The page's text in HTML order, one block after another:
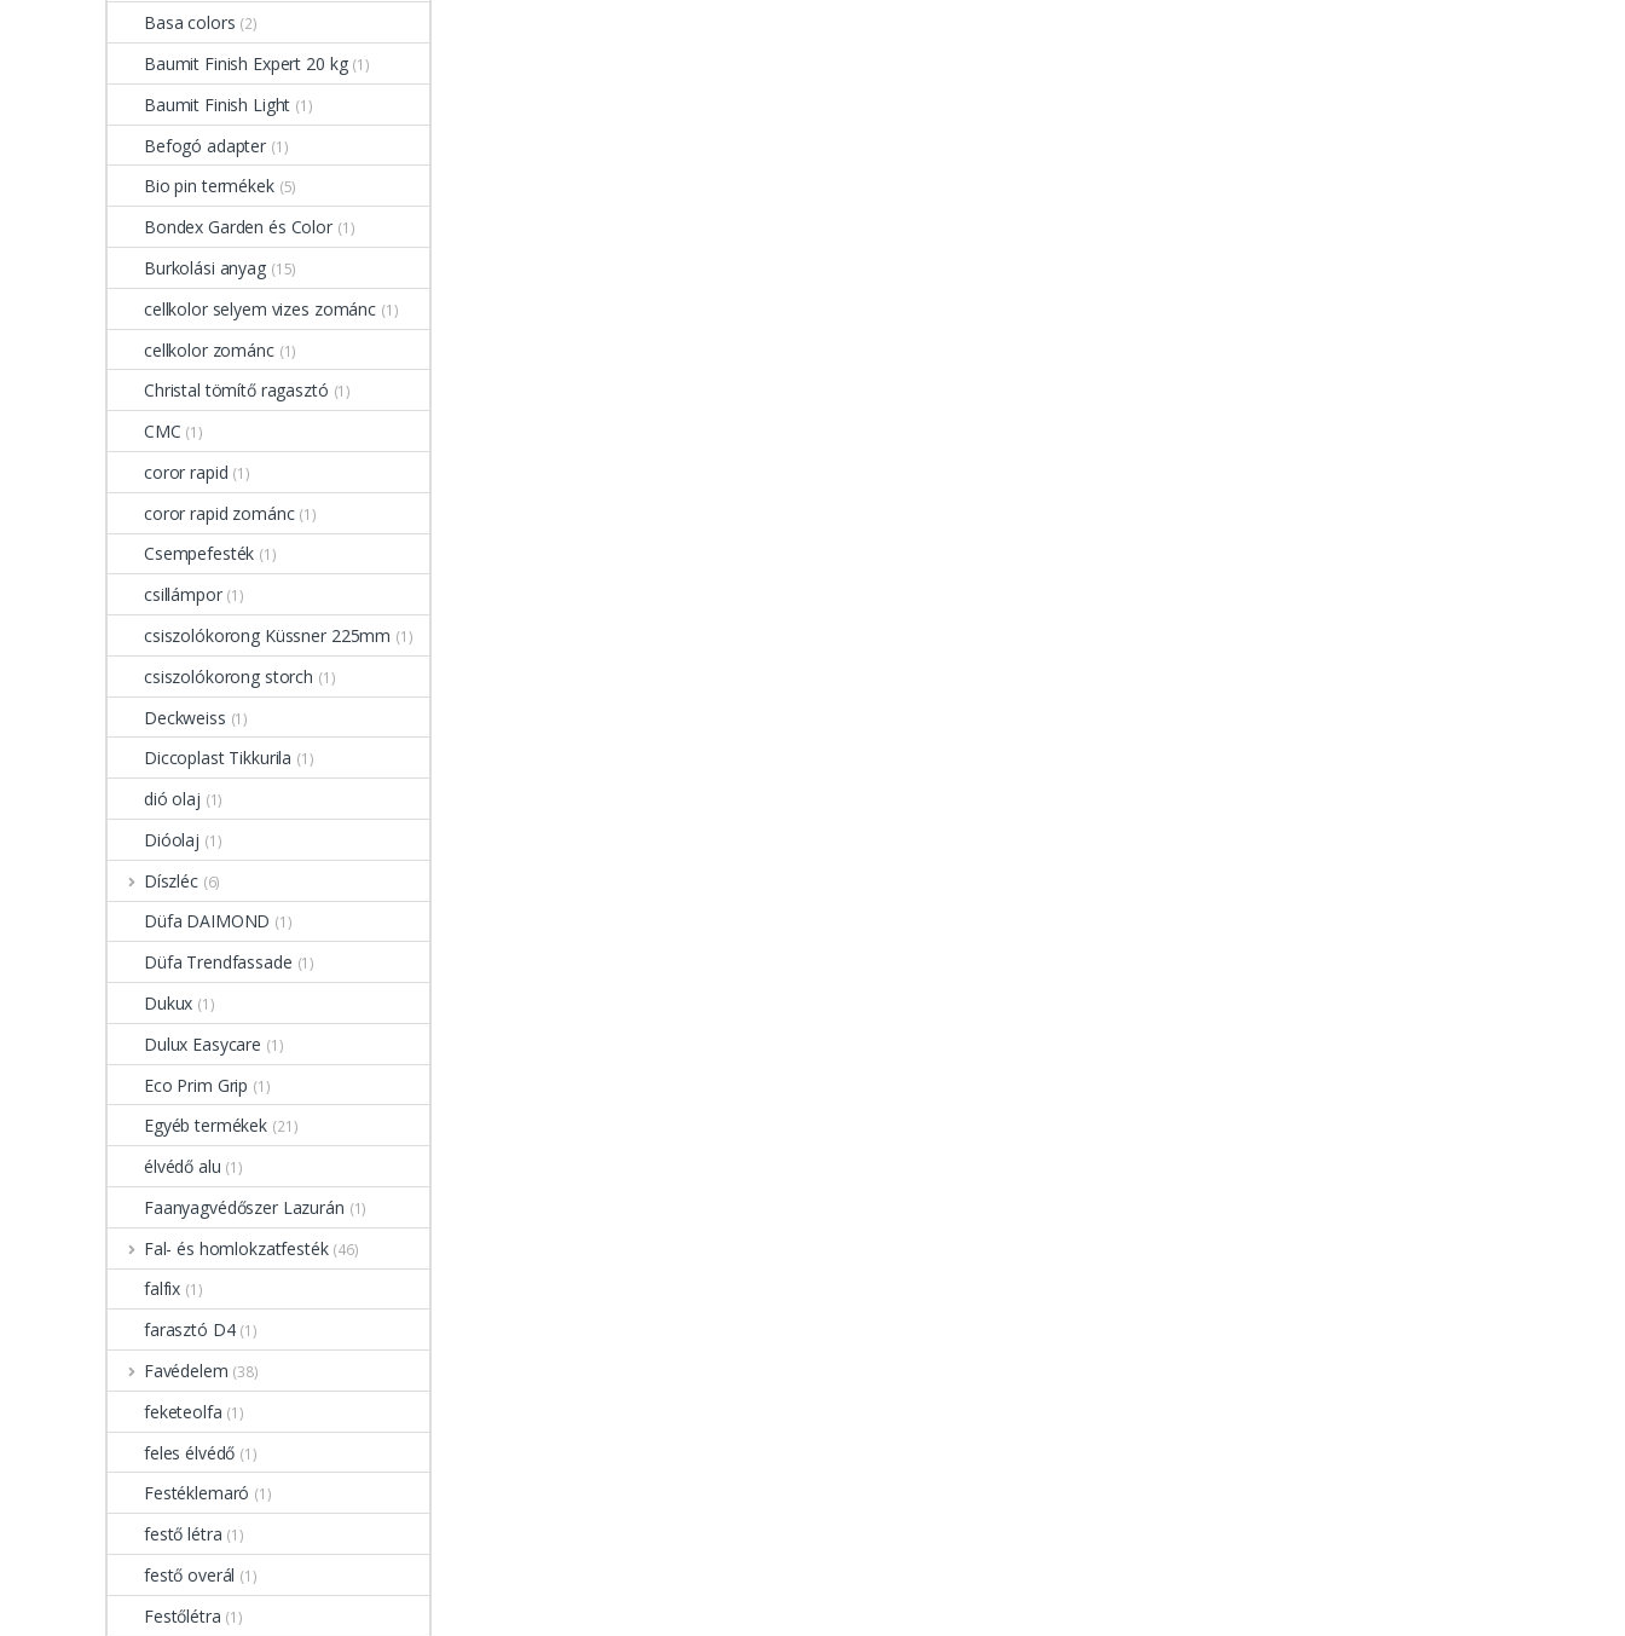
Basa colors (2)
Baumit Finish Expert 20 kg (1)
Baumit Finish Light (1)
Befogó adapter (1)
Bio pin termékek (5)
Bondex Garden és Color (1)
Burkolási anyag (15)
cellkolor selyem vizes zománc (1)
cellkolor zománc (1)
Christal tömítő ragasztó (1)
CMC (1)
coror rapid (1)
coror rapid zománc (1)
Csempefesték (1)
csillámpor (1)
csiszolókorong Küssner 225mm (1)
csiszolókorong storch (1)
Deckweiss (1)
Diccoplast Tikkurila (1)
dió olaj (1)
Dióolaj (1)
Díszléc (6)
Düfa DAIMOND (1)
Düfa Trendfassade (1)
Dukux (1)
Dulux Easycare (1)
Eco Prim Grip (1)
Egyéb termékek (21)
élvédő alu (1)
Faanyagvédőszer Lazurán (1)
Fal- és homlokzatfesték (46)
falfix (1)
farasztó D4 (1)
Favédelem (38)
feketeolfa (1)
feles élvédő (1)
Festéklemaró (1)
festő létra (1)
festő overál (1)
Festőlétra (1)